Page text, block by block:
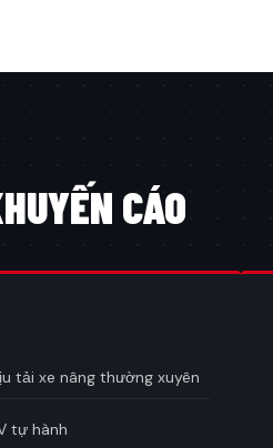
CÁO
tải xe nâng thường xuyên
tự hành